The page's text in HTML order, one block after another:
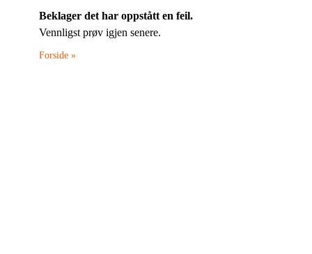
Beklager det har oppstått en feil.
Vennligst prøv igjen senere.
Forside »